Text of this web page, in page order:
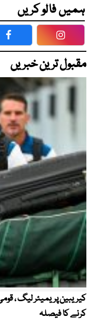
ہمیں فالو کریں
Facebook
مقبول ترین خبریں
کرنے کا فیصلہ